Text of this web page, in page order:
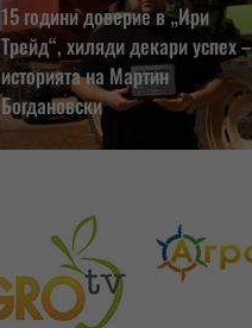
15 години доверие в „Ири
Трейд“, хиляди декари успех –
историята на Мартин
Богдановски